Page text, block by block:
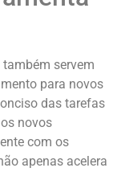
servem
para novos
das tarefas
novos
com os
apenas acelera